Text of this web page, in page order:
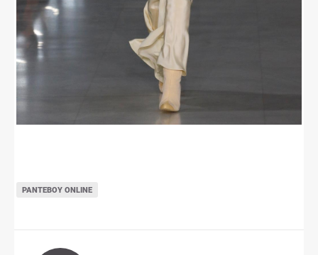
ΡΑΝΤΕΒΟΎ ONLINE